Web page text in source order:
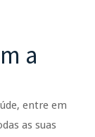
a
entre em
as suas